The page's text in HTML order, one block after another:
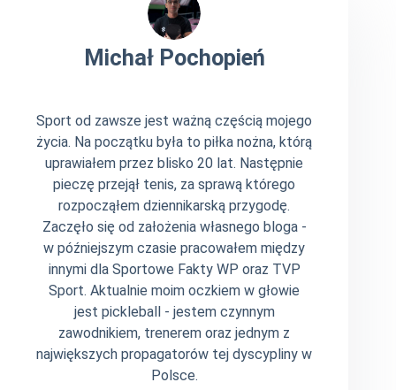
Michał Pochopień
Sport od zawsze jest ważną częścią mojego
życia. Na początku była to piłka nożna, którą
uprawiałem przez blisko 20 lat. Następnie
pieczę przejął tenis, za sprawą którego
rozpocząłem dziennikarską przygodę.
Zaczęło się od założenia własnego bloga -
w późniejszym czasie pracowałem między
innymi dla Sportowe Fakty WP oraz TVP
Sport. Aktualnie moim oczkiem w głowie
jest pickleball - jestem czynnym
zawodnikiem, trenerem oraz jednym z
największych propagatorów tej dyscypliny w
Polsce.